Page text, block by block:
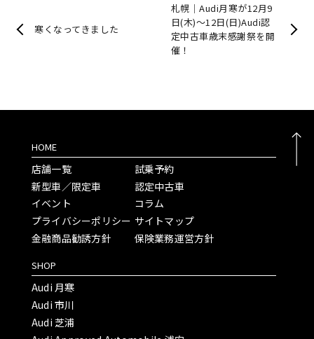
寒くなってきました
札幌｜Audi月寒が12月9
日(木)〜12日(日)Audi認
定中古車歳末感謝祭を開
催！
HOME
店舗一覧
新型車／限定車
イベント
プライバシーポリシー
金融商品勧誘方針
試乗予約
認定中古車
コラム
サイトマップ
保険業務運営方針
SHOP
Audi 月寒
Audi 市川
Audi 芝浦